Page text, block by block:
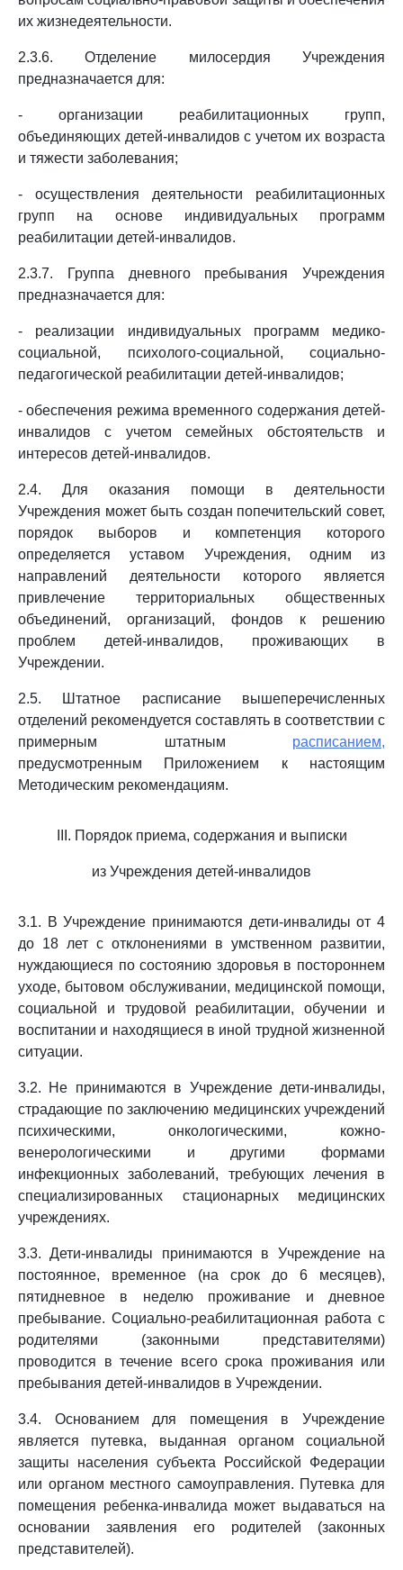
их жизнедеятельности.
2.3.6. Отделение милосердия Учреждения
предназначается для:
- организации реабилитационных групп,
объединяющих детей-инвалидов с учетом их возраста
и тяжести заболевания;
- осуществления деятельности реабилитационных
групп на основе индивидуальных программ
реабилитации детей-инвалидов.
2.3.7. Группа дневного пребывания Учреждения
предназначается для:
- реализации индивидуальных программ медико-
социальной, психолого-социальной, социально-
педагогической реабилитации детей-инвалидов;
- обеспечения режима временного содержания детей-
инвалидов с учетом семейных обстоятельств и
интересов детей-инвалидов.
2.4. Для оказания помощи в деятельности
Учреждения может быть создан попечительский совет,
порядок выборов и компетенция которого
определяется уставом Учреждения, одним из
направлений деятельности которого является
привлечение территориальных общественных
объединений, организаций, фондов к решению
проблем детей-инвалидов, проживающих в
Учреждении.
2.5. Штатное расписание вышеперечисленных
отделений рекомендуется составлять в соответствии с
примерным штатным расписанием,
предусмотренным Приложением к настоящим
Методическим рекомендациям.
III. Порядок приема, содержания и выписки
из Учреждения детей-инвалидов
3.1. В Учреждение принимаются дети-инвалиды от 4
до 18 лет с отклонениями в умственном развитии,
нуждающиеся по состоянию здоровья в постороннем
уходе, бытовом обслуживании, медицинской помощи,
социальной и трудовой реабилитации, обучении и
воспитании и находящиеся в иной трудной жизненной
ситуации.
3.2. Не принимаются в Учреждение дети-инвалиды,
страдающие по заключению медицинских учреждений
психическими, онкологическими, кожно-
венерологическими и другими формами
инфекционных заболеваний, требующих лечения в
специализированных стационарных медицинских
учреждениях.
3.3. Дети-инвалиды принимаются в Учреждение на
постоянное, временное (на срок до 6 месяцев),
пятидневное в неделю проживание и дневное
пребывание. Социально-реабилитационная работа с
родителями (законными представителями)
проводится в течение всего срока проживания или
пребывания детей-инвалидов в Учреждении.
3.4. Основанием для помещения в Учреждение
является путевка, выданная органом социальной
защиты населения субъекта Российской Федерации
или органом местного самоуправления. Путевка для
помещения ребенка-инвалида может выдаваться на
основании заявления его родителей (законных
представителей).